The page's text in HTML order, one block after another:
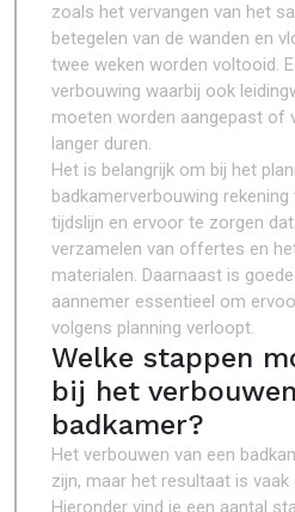
zoals het vervangen van het
betegelen van de wanden en
twee weken worden voltooid.
verbouwing waarbij ook
moeten worden aangepast of
langer duren.
Het is belangrijk om bij het
badkamerverbouwing
tijdslijn en ervoor te zorgen
verzamelen van offertes en
materialen. Daarnaast is
aannemer essentieel om
volgens planning verloopt.
Welke stappen
bij het
badkamer?
Het verbouwen van een
zijn, maar het resultaat is
Hieronder vind je een aantal